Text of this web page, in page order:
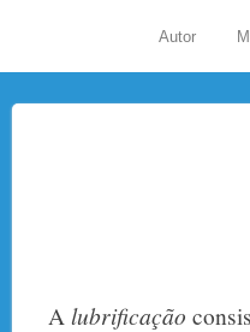
Autor
A lubrificação